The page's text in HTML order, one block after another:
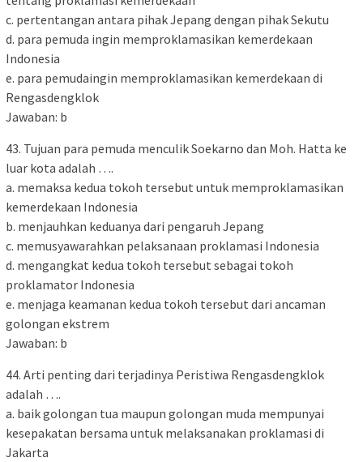
c. pertentangan antara pihak Jepang dengan pihak Sekutu
d. para pemuda ingin memproklamasikan kemerdekaan
Indonesia
e. para pemudaingin memproklamasikan kemerdekaan di
Rengasdengklok
Jawaban: b
43. Tujuan para pemuda menculik Soekarno dan Moh. Hatta ke
luar kota adalah ….
a. memaksa kedua tokoh tersebut untuk memproklamasikan
kemerdekaan Indonesia
b. menjauhkan keduanya dari pengaruh Jepang
c. memusyawarahkan pelaksanaan proklamasi Indonesia
d. mengangkat kedua tokoh tersebut sebagai tokoh
proklamator Indonesia
e. menjaga keamanan kedua tokoh tersebut dari ancaman
golongan ekstrem
Jawaban: b
44. Arti penting dari terjadinya Peristiwa Rengasdengklok
adalah ….
a. baik golongan tua maupun golongan muda mempunyai
kesepakatan bersama untuk melaksanakan proklamasi di
Jakarta